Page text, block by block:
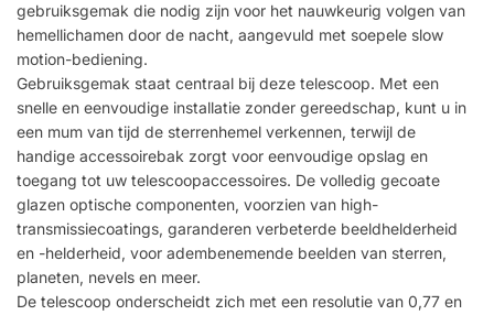
gebruiksgemak die nodig zijn voor het nauwkeurig volgen van
hemellichamen door de nacht, aangevuld met soepele slow
motion-bediening.
Gebruiksgemak staat centraal bij deze telescoop. Met een
snelle en eenvoudige installatie zonder gereedschap, kunt u in
een mum van tijd de sterrenhemel verkennen, terwijl de
handige accessoirebak zorgt voor eenvoudige opslag en
toegang tot uw telescoopaccessoires. De volledig gecoate
glazen optische componenten, voorzien van high-
transmissiecoatings, garanderen verbeterde beeldhelderheid
en -helderheid, voor adembenemende beelden van sterren,
planeten, nevels en meer.
De telescoop onderscheidt zich met een resolutie van 0,77 en